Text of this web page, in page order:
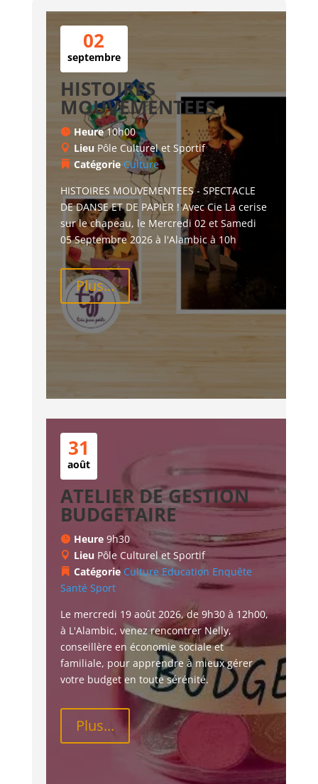
02
septembre
HISTOIRES
MOUVEMENTEES
Heure10h00
Lieu Pôle Culturel et Sportif
Catégorie Culture
HISTOIRES MOUVEMENTEES - SPECTACLE
DE DANSE ET DE PAPIER ! Avec Cie La cerise
sur le chapeau, le Mercredi 02 et Samedi
05 Septembre 2026 à l'Alambic à 10h
Plus...
31
août
ATELIER DE GESTION
BUDGETAIRE
Heure 9h30
Lieu Pôle Culturel et Sportif
Catégorie Culture Education Enquête
Santé Sport
Le mercredi 19 août 2026, de 9h30 à 12h00,
à L'Alambic, venez rencontrer Nelly,
conseillère en économie sociale et
familiale, pour apprendre à mieux gérer
votre budget en toute sérénité.
Plus...